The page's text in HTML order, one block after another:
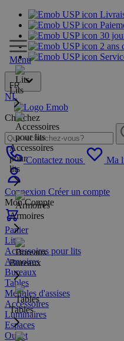
30
2 ans
FR
NL
Cherchez
Contactez nous Ma
Connexion Créer un compte
Mon Compte
Panier
Menu
Lits
Accessoires
pour
lits
Armoires
Bureaux
Tables
Lits
Accessoires pour lits
Armoires
Bureaux
Tables
Meubles d'assises
Accessoires
Luminaires
Espaces
Outlet